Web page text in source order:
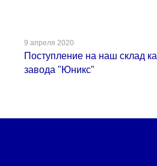
9 апреля 2020
Поступление на наш склад
завода "Юникс"